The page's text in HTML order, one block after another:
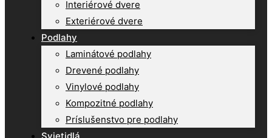
Interiérové dvere
Exteriérové dvere
Podlahy
Laminátové podlahy
Drevené podlahy
Vinylové podlahy
Kompozitné podlahy
Príslušenstvo pre podlahy